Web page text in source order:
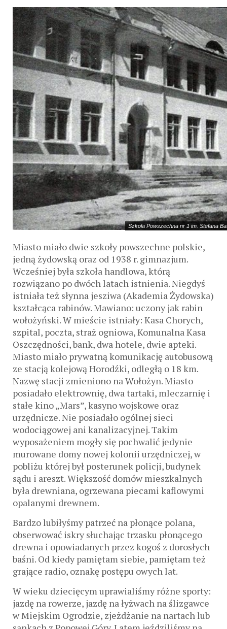
Szkoła Powszechna nr 1 im. Stefana
Miasto miało dwie szkoły powszechne polskie,
jedną żydowską oraz od 1938 r. gimnazjum.
Wcześniej była szkoła handlowa, którą
rozwiązano po dwóch latach istnienia. Niegdyś
istniała też słynna jesziwa (Akademia Żydowska)
kształcąca rabinów. Mawiano: uczony jak rabin
wołożyński. W mieście istniały: Kasa Chorych,
szpital, poczta, straż ogniowa, Komunalna Kasa
Oszczędności, bank, dwa hotele, dwie apteki.
Miasto miało prywatną komunikację autobusową
ze stacją kolejową Horodźki, odległą o 18 km.
Nazwę stacji zmieniono na Wołożyn. Miasto
posiadało elektrownię, dwa tartaki, mleczarnię i
stałe kino „Mars”, kasyno wojskowe oraz
urzędnicze. Nie posiadało ogólnej sieci
wodociągowej ani kanalizacyjnej. Takim
wyposażeniem mogły się pochwalić jedynie
murowane domy nowej kolonii urzędniczej, w
pobliżu której był posterunek policji, budynek
sądu i areszt. Większość domów mieszkalnych
była drewniana, ogrzewana piecami kaflowymi
opalanymi drewnem.
Bardzo lubiłyśmy patrzeć na płonące polana,
obserwować iskry słuchając trzasku płonącego
drewna i opowiadanych przez kogoś z dorosłych
baśni. Od kiedy pamiętam siebie, pamiętam też
grające radio, oznakę postępu owych lat.
W wieku dziecięcym uprawialiśmy różne sporty:
jazdę na rowerze, jazdę na łyżwach na ślizgawce
w Miejskim Ogrodzie, zjeżdżanie na nartach lub